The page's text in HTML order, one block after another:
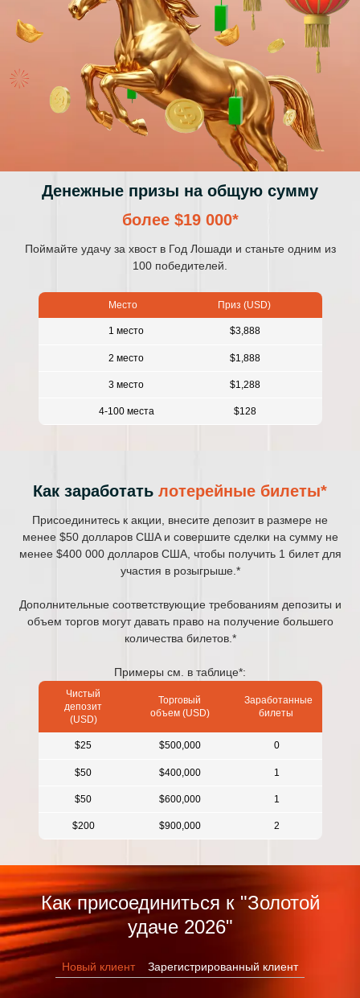
Денежные призы на общую сумму
более $19 000*
Поймайте удачу за хвост в Год Лошади и станьте одним из
100 победителей.
Место Приз (USD)
1 место $3,888
2 место $1,888
3 место $1,288
4-100 места $128
Как заработать лотерейные билеты*
Присоединитесь к акции, внесите депозит в размере не
менее $50 долларов СШA и совершите сделки на сумму не
менее $400 000 долларов США, чтобы получить 1 билет для
участия в розыгрыше.*
Дополнительные соответствующие требованиям депозиты и
объем торгов могут давать право на получение большего
количества билетов.*
Примеры см. в таблице*:
Чистый
депозит
(USD)
Торговый
объем (USD)
Заработанные
билеты
$25 $500,000 0
$50 $400,000 1
$50 $600,000 1
$200 $900,000 2
Как присоединиться к "Золотой
удаче 2026"
Новый клиент Зарегистрированный клиент